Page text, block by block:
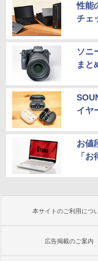
性能
チェ
ソニ
まと
イヤ
お値
「
本サイトのご利用につ
広告掲載のご案内